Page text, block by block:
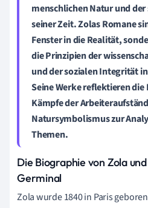
menschlichen Natur und
seiner Zeit. Zolas Romane
Fenster in die Realität,
die Prinzipien der
und der sozialen Integrität
Seine Werke reflektieren
Kämpfe der
Natursymbolismus zur
Themen.
Die Biographie von Zola
Germinal
Zola wurde 1840 in Paris